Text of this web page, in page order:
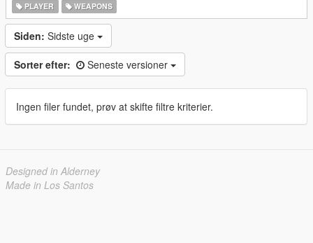
PLAYER
WEAPONS
Siden: Sidste uge
Sorter efter: Seneste versioner
Ingen filer fundet, prøv at skifte filtre kriterier.
Designed in Alderney
Made in Los Santos